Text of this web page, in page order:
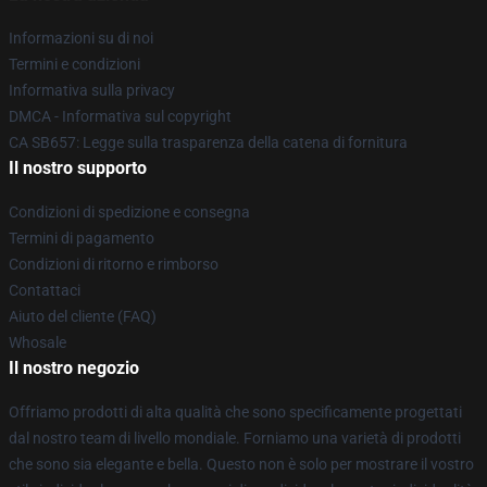
Informazioni su di noi
Termini e condizioni
Informativa sulla privacy
DMCA - Informativa sul copyright
CA SB657: Legge sulla trasparenza della catena di fornitura
Il nostro supporto
Condizioni di spedizione e consegna
Termini di pagamento
Condizioni di ritorno e rimborso
Contattaci
Aiuto del cliente (FAQ)
Whosale
Il nostro negozio
Offriamo prodotti di alta qualità che sono specificamente progettati
dal nostro team di livello mondiale. Forniamo una varietà di prodotti
che sono sia elegante e bella. Questo non è solo per mostrare il vostro